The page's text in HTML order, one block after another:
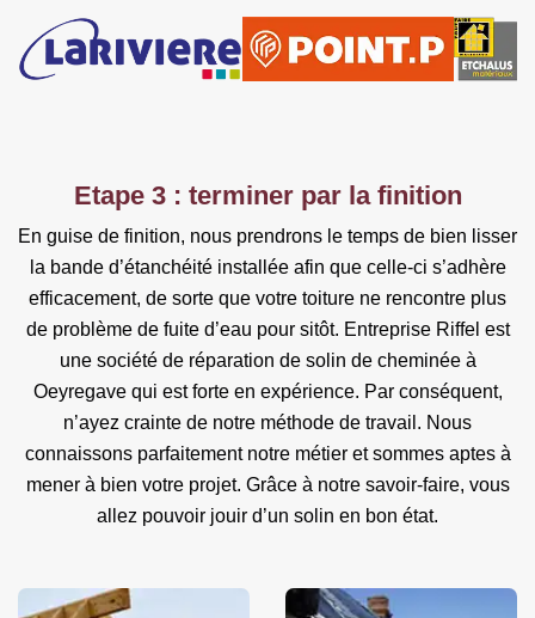
Etape 3 : terminer par la finition
En guise de finition, nous prendrons le temps de bien lisser
la bande d’étanchéité installée afin que celle-ci s’adhère
efficacement, de sorte que votre toiture ne rencontre plus
de problème de fuite d’eau pour sitôt. Entreprise Riffel est
une société de réparation de solin de cheminée à
Oeyregave qui est forte en expérience. Par conséquent,
n’ayez crainte de notre méthode de travail. Nous
connaissons parfaitement notre métier et sommes aptes à
mener à bien votre projet. Grâce à notre savoir-faire, vous
allez pouvoir jouir d’un solin en bon état.